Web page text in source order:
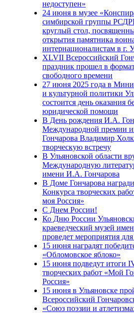
недоступен»
24 июня в музее
симбирской группы
круглый стол,
открытия памятника
интернационалистам в г.
XLVII Всероссийский
праздник прошел в
свободного времени
27 июня 2025 года в
и культурной политики
состоится день оказания
юридической помощи
В День рождения И.А.
Международной премии
Гончарова Владимир
творческую встречу
В Ульяновской области
Международную
имени И.А. Гончарова
В Доме Гончарова
Конкурса творческих
моя Россия»
С Днем России!
Ко Дню России
краеведческий музей
проведет мероприятия
15 июня наградят
«Обломовское яблоко»
15 июня подведут итоги
творческих работ «Мой
Россия»
15 июня в Ульяновске
Всероссийский
«Союз поэзии и